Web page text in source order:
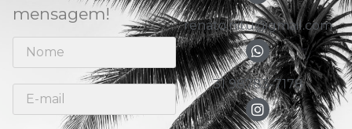
mensagem!
renato.nitu@gmail.com
31 98783-7178